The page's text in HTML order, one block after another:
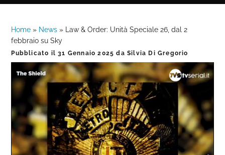
Home » News »
Law & Order: Unità Speciale 26, dal 2
febbraio su Sky
Pubblicato il31 Gennaio 2025 daSilvia Di Gregorio